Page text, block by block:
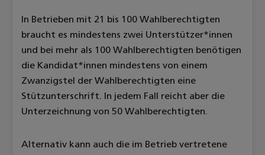
In Betrieben mit 21 bis 100 Wahlberechtigten
braucht es mindestens zwei Unterstützer*innen
und bei mehr als 100 Wahlberechtigten benötigen
die Kandidat*innen mindestens von einem
Zwanzigstel der Wahlberechtigten eine
Stützunterschrift. In jedem Fall reicht aber die
Unterzeichnung von 50 Wahlberechtigten.
Alternativ kann auch die im Betrieb vertretene